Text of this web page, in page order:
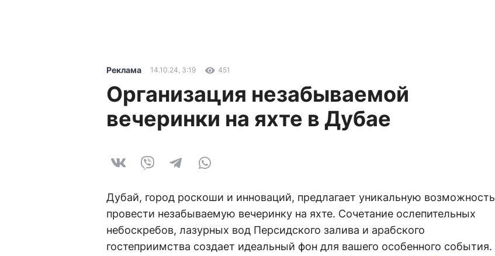
Реклама 14.10.24, 3:19 451
Организация незабываемой
вечеринки на яхте в Дубае
Дубай, город роскоши и инноваций, предлагает уникальную возможность
провести незабываемую вечеринку на яхте. Сочетание ослепительных
небоскребов, лазурных вод Персидского залива и арабского
гостеприимства создает идеальный фон для вашего особенного события.